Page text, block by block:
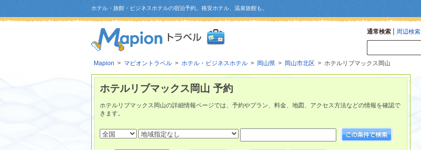
ホテル・旅館・ビジネスホテルの宿泊予約。格安ホテル、温泉旅館も。
通常検索 周辺検索
Mapion > マピオントラベル > ホテル・ビジネスホテル > 岡山県 > 岡山市北区 > ホテルリブマックス岡山
ホテルリブマックス岡山 予約
ホテルリブマックス岡山の詳細情報ページでは、予約やプラン、料金、地図、アクセス方法などの情報を確認で
きます。